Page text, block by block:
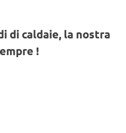
di caldaie, la nostra
!